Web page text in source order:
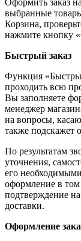
Оформить заказ
выбранные
Корзина,
нажмите кнопку
Быстрый заказ
Функция
проходить всю
Вы заполняете
менеджер
на вопросы,
также подскажет
По результатам
уточнения,
его
оформление в том
подтверждение
доставки.
Оформление